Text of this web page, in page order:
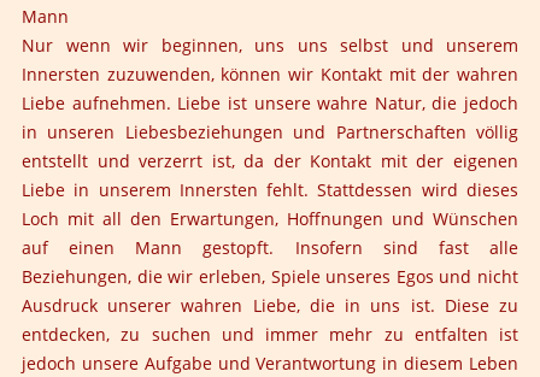
Mann
Nur wenn wir beginnen, uns uns selbst und unserem
Innersten zuzuwenden, können wir Kontakt mit der wahren
Liebe aufnehmen. Liebe ist unsere wahre Natur, die jedoch
in unseren Liebesbeziehungen und Partnerschaften völlig
entstellt und verzerrt ist, da der Kontakt mit der eigenen
Liebe in unserem Innersten fehlt. Stattdessen wird dieses
Loch mit all den Erwartungen, Hoffnungen und Wünschen
auf einen Mann gestopft. Insofern sind fast alle
Beziehungen, die wir erleben, Spiele unseres Egos und nicht
Ausdruck unserer wahren Liebe, die in uns ist. Diese zu
entdecken, zu suchen und immer mehr zu entfalten ist
jedoch unsere Aufgabe und Verantwortung in diesem Leben